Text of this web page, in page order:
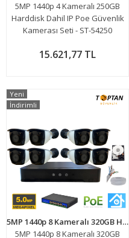
5MP 1440p 4 Kameralı 250GB
Harddisk Dahil IP Poe Güvenlik
Kamerası Seti - ST-54250
15.621,77 TL
5MP 1440p 8 Kameralı 320GB Harddisk Dahil IP Poe Güvenlik Kamerası Seti - ST-58320
5MP 1440p 8 Kameralı 320GB
Yeni
İndirimli